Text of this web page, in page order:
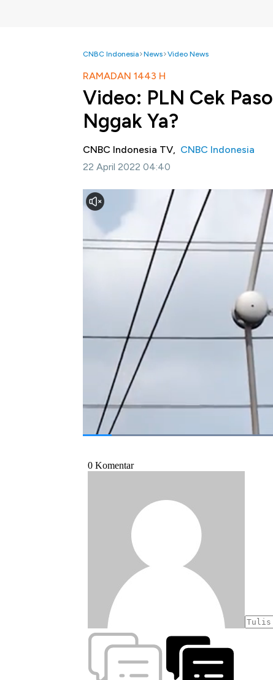
CNBC Indonesia News Video News
RAMADAN 1443 H
Video: PLN Cek
Nggak Ya?
CNBC Indonesia TV, CNBC Indonesia
22 April 2022 04:40
Jakarta, CNBC Indonesia -Direktur
untuk pastikan pasokan listrik
menjelang
unit PLN di seluruh Indonesia, terungkap
mencapai 64,3 Gigawatt dengan total
saat Idul fitri. Untuk mendukung
seperti batu bara, gas dan bahan bakar
Simak selengkapnya di CNBC Indonesia,
#pasokan listrik